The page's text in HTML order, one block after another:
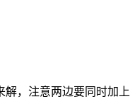
，注意两边要同时加